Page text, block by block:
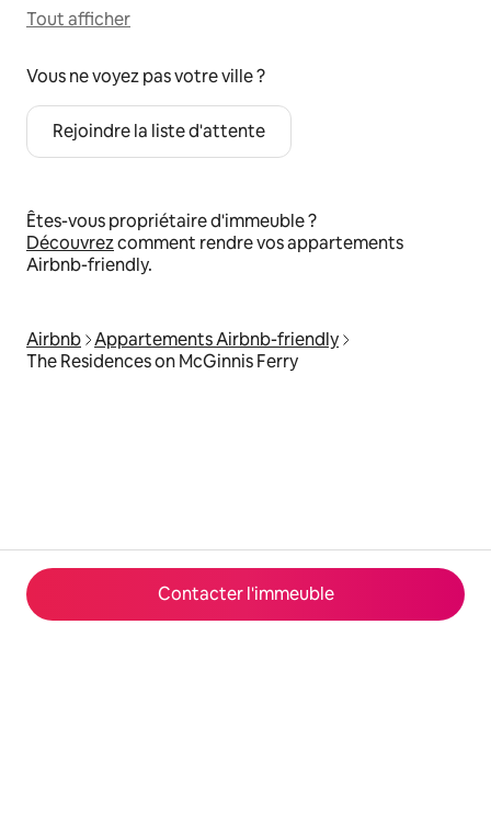
Contacter l'immeuble
Tout afficher
Vous ne voyez pas votre ville ?
Rejoindre la liste d'attente
Êtes-vous propriétaire d'immeuble ?
Découvrezcomment rendre vos appartements
Airbnb-friendly.
Airbnb Appartements Airbnb-friendly
The Residences on McGinnis Ferry